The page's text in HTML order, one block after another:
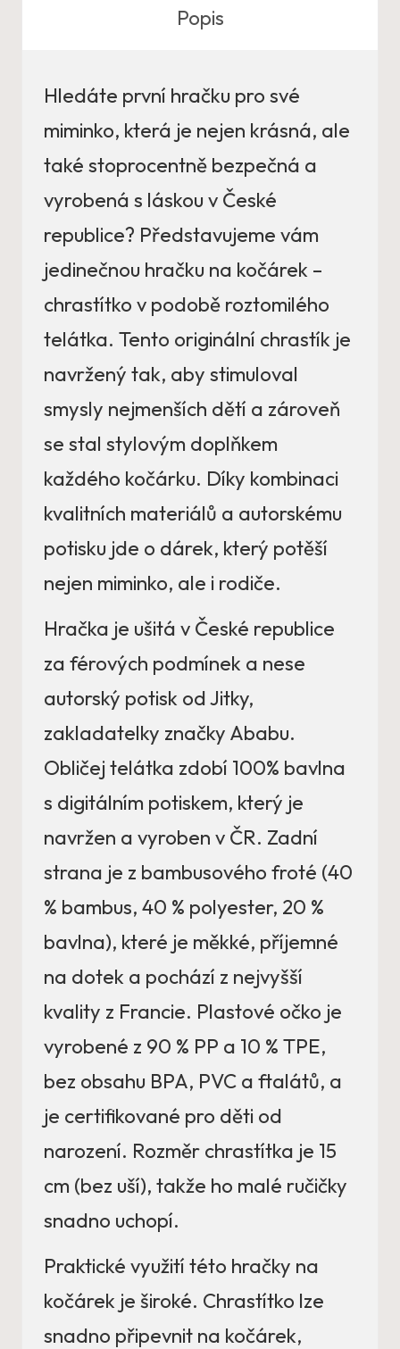
Popis
Hledáte první hračku pro své
miminko, která je nejen krásná, ale
také stoprocentně bezpečná a
vyrobená s láskou v České
republice? Představujeme vám
jedinečnou hračku na kočárek –
chrastítko v podobě roztomilého
telátka. Tento originální chrastík je
navržený tak, aby stimuloval
smysly nejmenších dětí a zároveň
se stal stylovým doplňkem
každého kočárku. Díky kombinaci
kvalitních materiálů a autorskému
potisku jde o dárek, který potěší
nejen miminko, ale i rodiče.
Hračka je ušitá v České republice
za férových podmínek a nese
autorský potisk od Jitky,
zakladatelky značky Ababu.
Obličej telátka zdobí 100% bavlna
s digitálním potiskem, který je
navržen a vyroben v ČR. Zadní
strana je z bambusového froté (40
% bambus, 40 % polyester, 20 %
bavlna), které je měkké, příjemné
na dotek a pochází z nejvyšší
kvality z Francie. Plastové očko je
vyrobené z 90 % PP a 10 % TPE,
bez obsahu BPA, PVC a ftalátů, a
je certifikované pro děti od
narození. Rozměr chrastítka je 15
cm (bez uší), takže ho malé ručičky
snadno uchopí.
Praktické využití této hračky na
kočárek je široké. Chrastítko lze
snadno připevnit na kočárek,